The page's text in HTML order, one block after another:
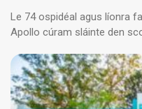
Le 74 ospidéal agus líonra
Apollo cúram sláinte den